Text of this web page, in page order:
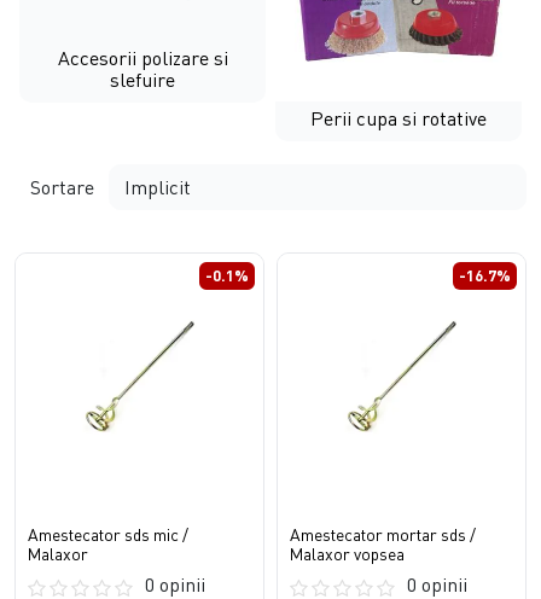
Accesorii polizare si
slefuire
Perii cupa si rotative
Sortare
-0.1%
Amestecator sds mic /
Malaxor
0 opinii
-16.7%
Amestecator mortar sds /
Malaxor vopsea
0 opinii